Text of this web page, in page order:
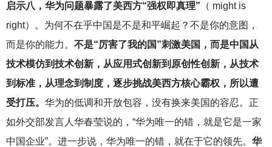
启示八，华为问题暴露了美西方“强权即真理” （ might is
right）。为何不在乎中国是不是和平崛起？不是你的意图，
而是你的能力。 不是“厉害了我的国”刺激美国，而是中国从
技术模仿到技术创新，从应用式创新到原创性创新，从技术
到标准，从理念到制度，逐步挑战美西方核心霸权，所以遭
受打压。 华为的低调和开放包容，没有换来美国的容忍。正
如外交部发言人华春莹说的，“华为唯一的错，就是它是一家
中国企业”。进一步说，华为唯一的错，就在于它的领先。 华